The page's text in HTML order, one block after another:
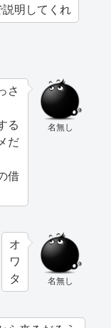
明してくれ
名無し
さ
る
だ
借
名無し
オ
ワ
タ